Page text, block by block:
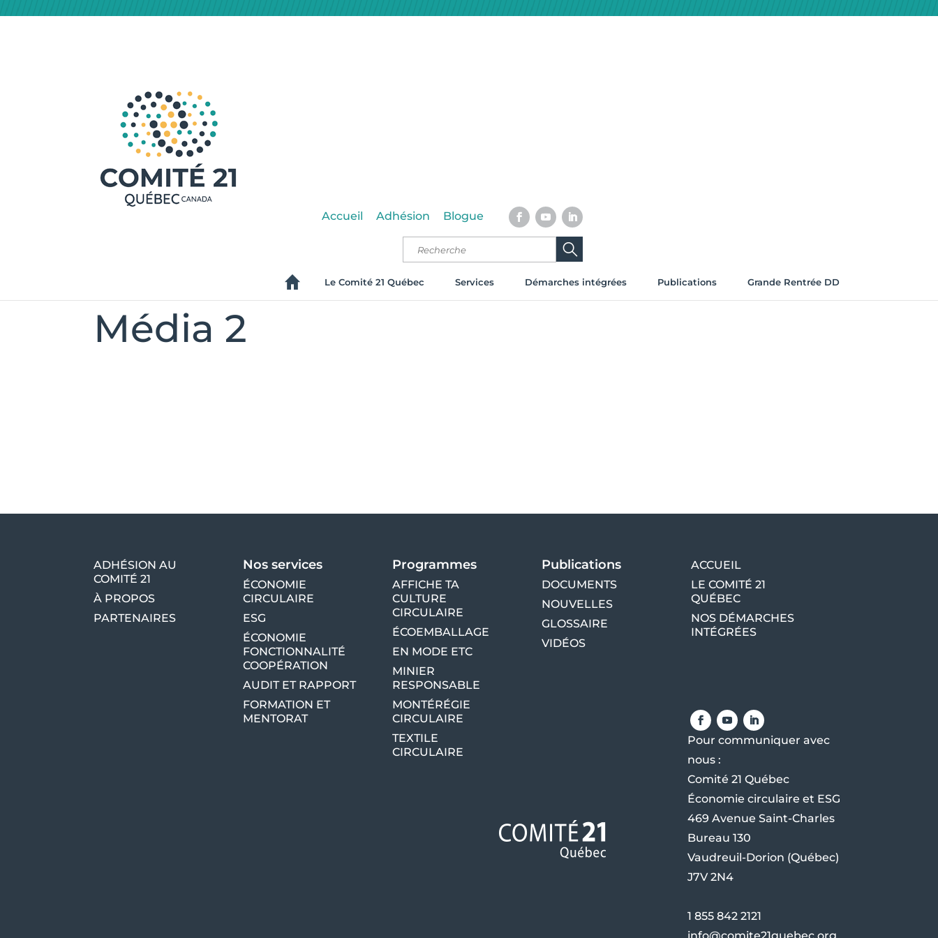
Accueil Adhésion Blogue
Le Comité 21 Québec Services Démarches intégrées Publications Grande Rentrée DD
Média 2
ADHÉSION AU
COMITÉ 21
À PROPOS
PARTENAIRES
Nos services
ÉCONOMIE
CIRCULAIRE
ESG
ÉCONOMIE
FONCTIONNALITÉ
COOPÉRATION
AUDIT ET RAPPORT
FORMATION ET
MENTORAT
Programmes
AFFICHE TA
CULTURE
CIRCULAIRE
ÉCOEMBALLAGE
EN MODE ETC
MINIER
RESPONSABLE
MONTÉRÉGIE
CIRCULAIRE
TEXTILE
CIRCULAIRE
Publications
DOCUMENTS
NOUVELLES
GLOSSAIRE
VIDÉOS
ACCUEIL
LE COMITÉ 21
QUÉBEC
NOS DÉMARCHES
INTÉGRÉES
Pour communiquer avec
nous :
Comité 21 Québec
Économie circulaire et ESG
469 Avenue Saint-Charles
Bureau 130
Vaudreuil-Dorion (Québec)
J7V 2N4
1 855 842 2121